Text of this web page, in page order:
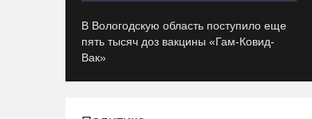
В Вологодскую область поступило еще
пять тысяч доз вакцины «Гам-Ковид-
Вак»